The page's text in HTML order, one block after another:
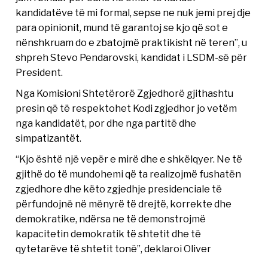
kandidatëve të mi formal, sepse ne nuk jemi prej dje
para opinionit, mund të garantoj se kjo që sot e
nënshkruam do e zbatojmë praktikisht në teren”, u
shpreh Stevo Pendarovski, kandidat i LSDM-së për
President.
Nga Komisioni Shtetërorë Zgjedhorë gjithashtu
presin që të respektohet Kodi zgjedhor jo vetëm
nga kandidatët, por dhe nga partitë dhe
simpatizantët.
“Kjo është një vepër e mirë dhe e shkëlqyer. Ne të
gjithë do të mundohemi që ta realizojmë fushatën
zgjedhore dhe këto zgjedhje presidenciale të
përfundojnë në mënyrë të drejtë, korrekte dhe
demokratike, ndërsa ne të demonstrojmë
kapacitetin demokratik të shtetit dhe të
qytetarëve të shtetit tonë”, deklaroi Oliver